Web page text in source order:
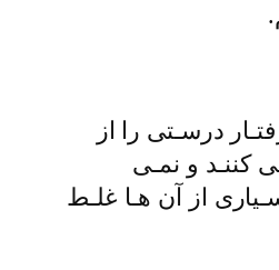
درسـتی را از
کننـد و نمـی
از آن هـا غلـط